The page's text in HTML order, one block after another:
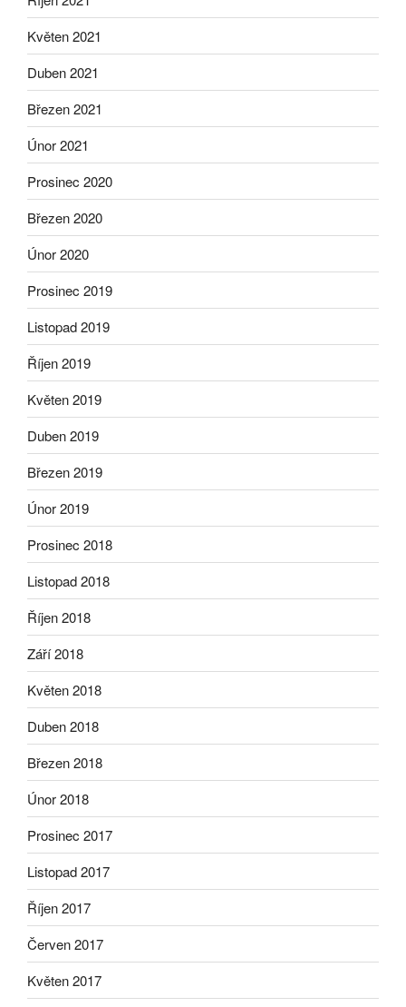
Květen 2021
Duben 2021
Březen 2021
Únor 2021
Prosinec 2020
Březen 2020
Únor 2020
Prosinec 2019
Listopad 2019
Říjen 2019
Květen 2019
Duben 2019
Březen 2019
Únor 2019
Prosinec 2018
Listopad 2018
Říjen 2018
Září 2018
Květen 2018
Duben 2018
Březen 2018
Únor 2018
Prosinec 2017
Listopad 2017
Říjen 2017
Červen 2017
Květen 2017